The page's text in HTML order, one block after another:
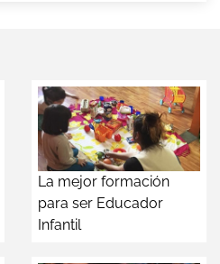
La mejor formación
para ser Educador
Infantil